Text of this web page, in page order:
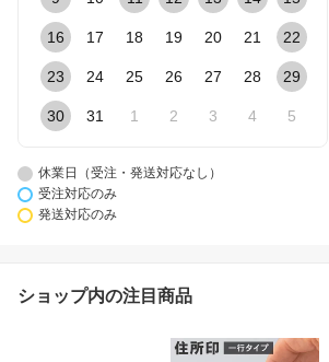
16 17 18 19 20 21 22
23 24 25 26 27 28 29
30 31 1 2 3 4 5
休業日（受注・発送対応なし）
受注対応のみ
発送対応のみ
ショップ内の注目商品